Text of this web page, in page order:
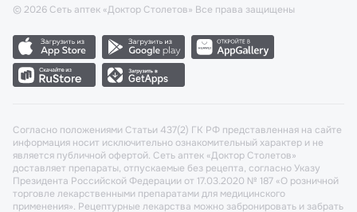
© 2026 Сеть аптек «Доктор Столетов» Все права защищены
Согласно положениями Статьи 437(2) ГК РФ представленная на сайте
информация носит исключительно ознакомительный характер и не
является публичной офертой. Сеть аптек «Доктор Столетов»
доставляет препараты, отпускаемые без рецепта, согласно Указу
Президента Российской Федерации от 17.03.2020 № 187 «О розничной
торговле лекарственными препаратами для медицинского
применения». Рецептурные лекарства можно забронировать и забрать